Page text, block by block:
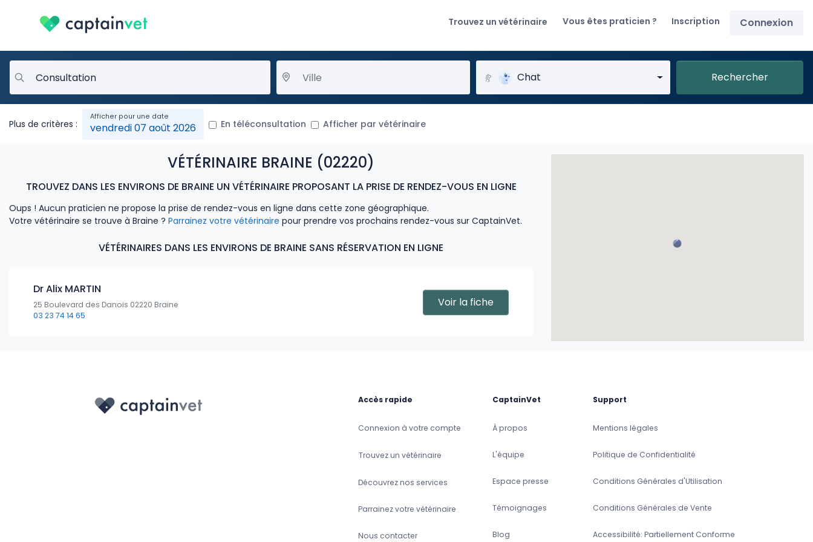
Trouvez un vétérinaire Vous êtes praticien ? Inscription Connexion
Chat Rechercher
Plus de critères : vendredi 07 août 2026 En téléconsultation Afficher par vétérinaire
VÉTÉRINAIRE BRAINE (02220)
TROUVEZ DANS LES ENVIRONS DE BRAINE UN VÉTÉRINAIRE PROPOSANT LA PRISE DE RENDEZ-VOUS EN LIGNE
Oups ! Aucun praticien ne propose la prise de rendez-vous en ligne dans cette zone géographique.
Votre vétérinaire se trouve à Braine ? Parrainez votre vétérinaire pour prendre vos prochains rendez-vous sur CaptainVet.
VÉTÉRINAIRES DANS LES ENVIRONS DE BRAINE SANS RÉSERVATION EN LIGNE
Dr Alix MARTIN
25 Boulevard des Danois 02220 Braine
03 23 74 14 65
Voir la fiche
Accès rapide
Connexion à votre compte
Trouvez un vétérinaire
Découvrez nos services
Parrainez votre vétérinaire
Nous contacter
CaptainVet
À propos
L'équipe
Espace presse
Témoignages
Blog
Support
Mentions légales
Politique de Confidentialité
Conditions Générales d'Utilisation
Conditions Générales de Vente
Accessibilité: Partiellement Conforme